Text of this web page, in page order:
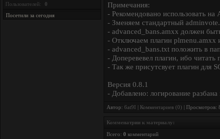
Пользователей:
0
Посетили за сегодня
Примечания:
- Рекомендовано использовать
- Зменяем стандартный
- advanced_bans.amxx должен
- Отключаем плагин plmenu.amxx
- advanced_bans.txt положить в
- Доперевевел плагин, ибо
- Так же присутсвует плагин для
Версия 0.8.1
- Добавлено: логирование
Автор: 6at9I | Комментариев (0) | Просмотров:
Комменатрии к материалу:
Всего: 0 комментарий